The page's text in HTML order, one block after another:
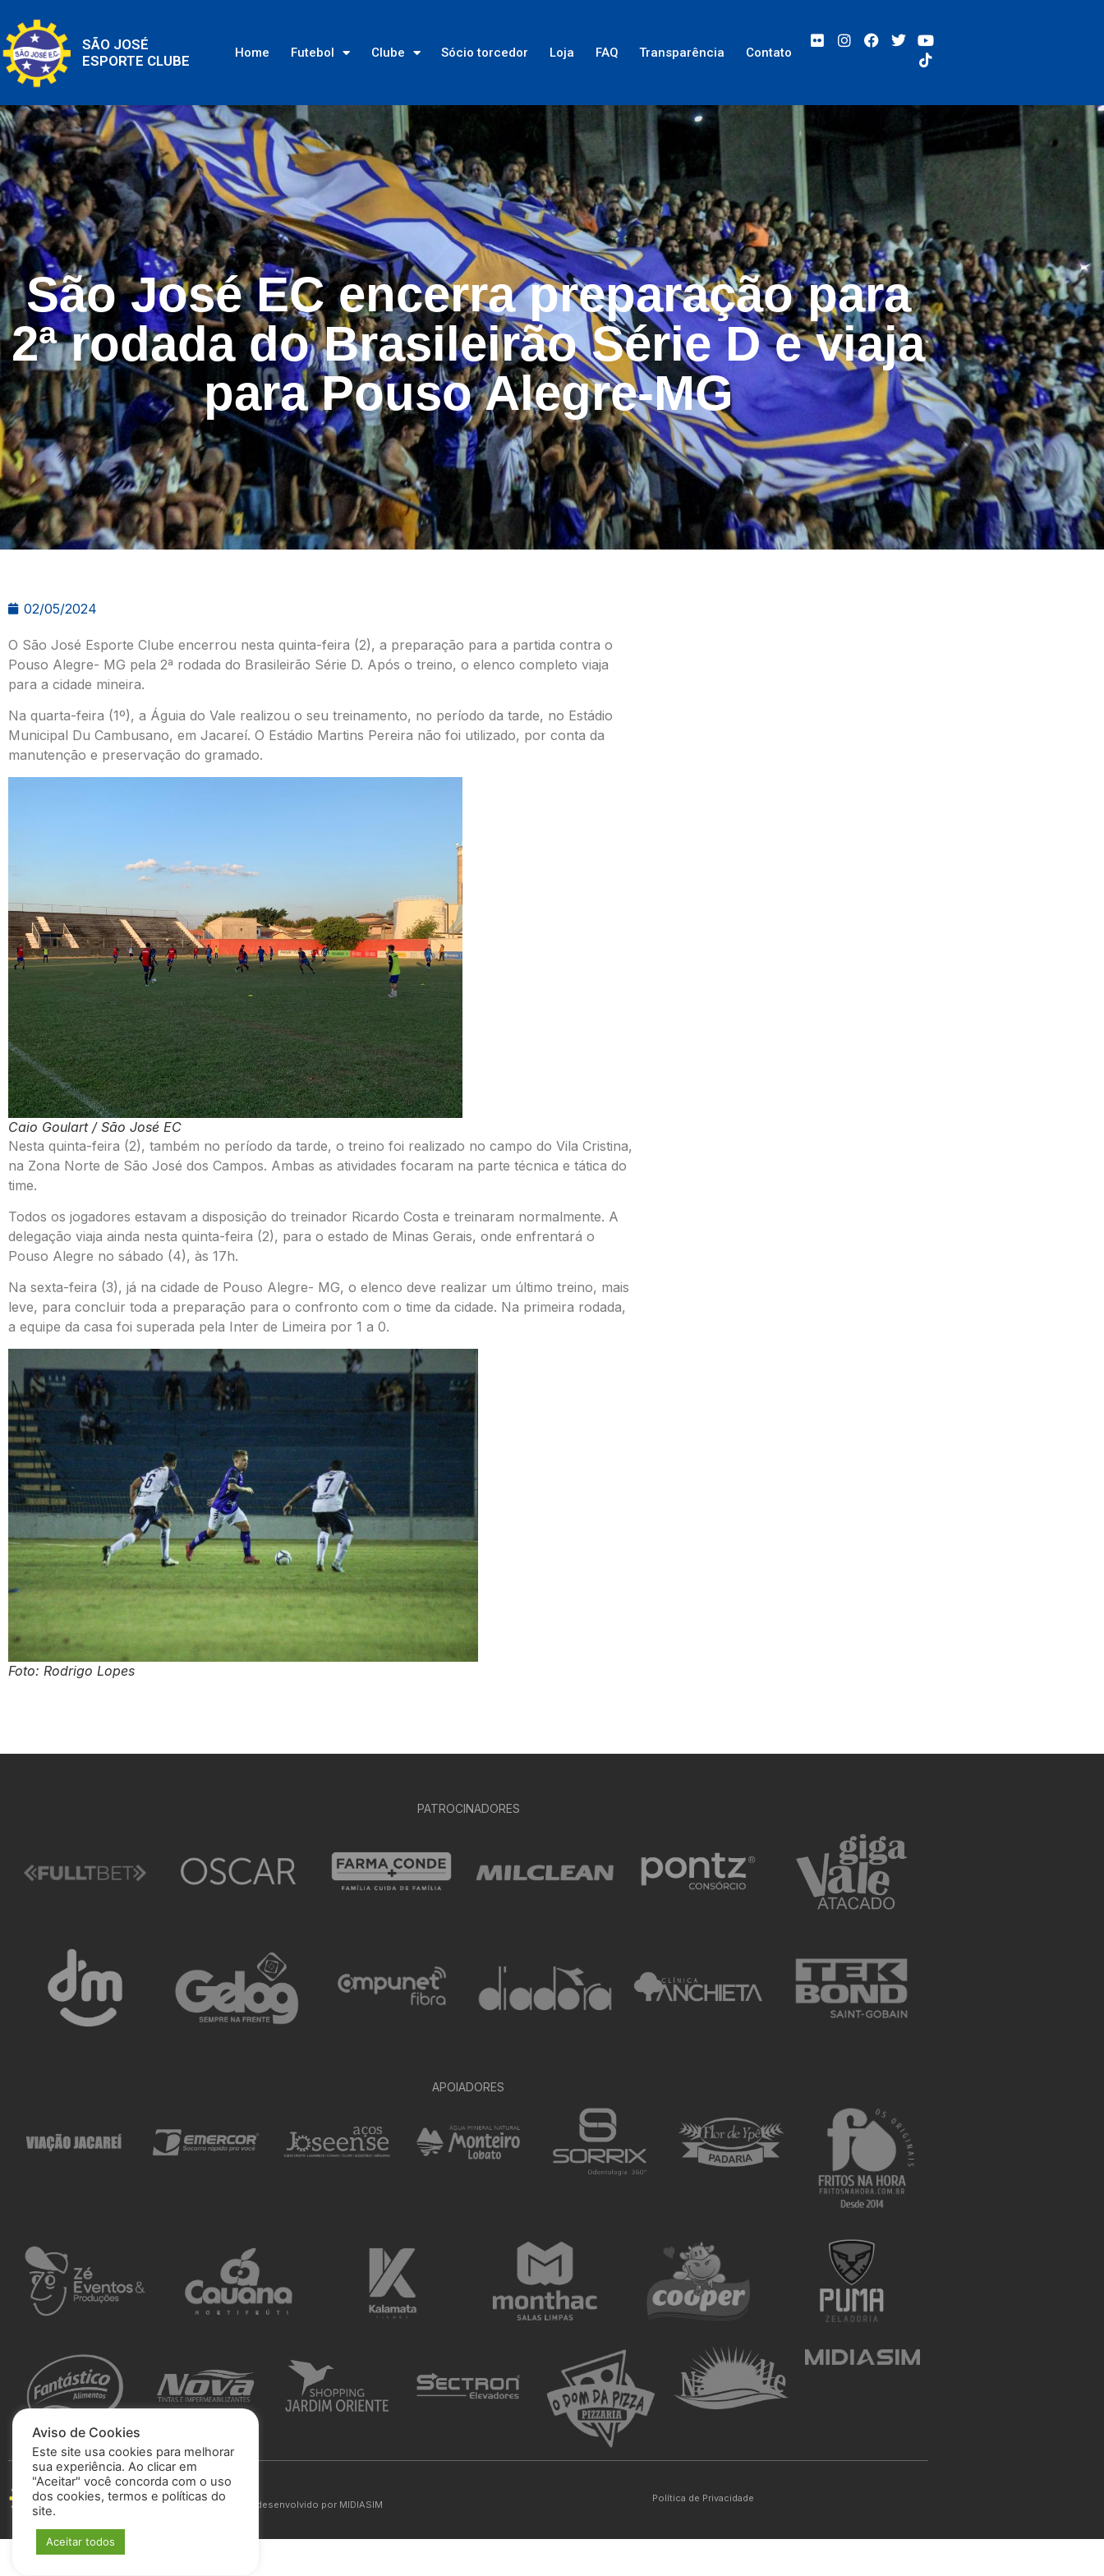
SÃO JOSÉ
ESPORTE CLUBE
Home Futebol Clube Sócio torcedor Loja FAQ Transparência Contato
São José EC encerra preparação para
2ª rodada do Brasileirão Série D e viaja
para Pouso Alegre-MG
02/05/2024
O São José Esporte Clube encerrou nesta quinta-feira (2), a preparação para a partida contra o
Pouso Alegre- MG pela 2ª rodada do Brasileirão Série D. Após o treino, o elenco completo viaja
para a cidade mineira.
Na quarta-feira (1º), a Águia do Vale realizou o seu treinamento, no período da tarde, no Estádio
Municipal Du Cambusano, em Jacareí. O Estádio Martins Pereira não foi utilizado, por conta da
manutenção e preservação do gramado.
Caio Goulart / São José EC
Nesta quinta-feira (2), também no período da tarde, o treino foi realizado no campo do Vila Cristina,
na Zona Norte de São José dos Campos. Ambas as atividades focaram na parte técnica e tática do
time.
Todos os jogadores estavam a disposição do treinador Ricardo Costa e treinaram normalmente. A
delegação viaja ainda nesta quinta-feira (2), para o estado de Minas Gerais, onde enfrentará o
Pouso Alegre no sábado (4), às 17h.
Na sexta-feira (3), já na cidade de Pouso Alegre- MG, o elenco deve realizar um último treino, mais
leve, para concluir toda a preparação para o confronto com o time da cidade. Na primeira rodada,
a equipe da casa foi superada pela Inter de Limeira por 1 a 0.
Foto: Rodrigo Lopes
PATROCINADORES
APOIADORES
São José Esporte Clube
© 2025 Todos os direitos reservados. Site desenvolvido por MIDIASIM
Política de Privacidade
Aviso de Cookies
Este site usa cookies para melhorar
sua experiência. Ao clicar em
"Aceitar" você concorda com o uso
dos cookies, termos e políticas do
site.
Aceitar todos